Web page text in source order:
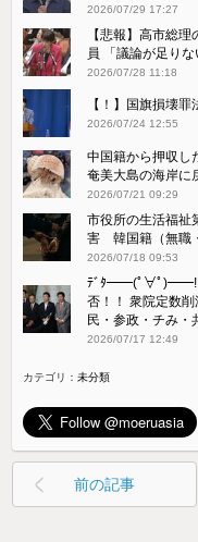
2026/07/29 17:27
【悲報】高市総
員 「議論が足り
2026/07/28 11:18
【！】国旗損壊
2026/07/24 12:55
中国籍から押収し
奄美大島の海岸
2026/07/21 09:29
市役所の生活福祉
害 韓国籍（無職
2026/07/18 09:53
ﾃﾞﾀ━━(ﾟ∀ﾟ)━━!!
否！！ 衆院定数
民・参政・チみ・
2026/07/17 12:49
カテゴリ：未分類
前の記事